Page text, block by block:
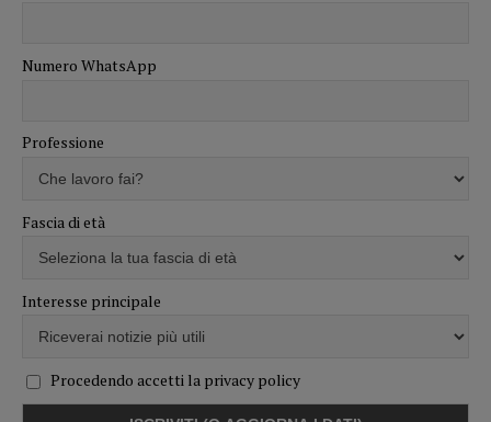
Numero WhatsApp
Professione
Fascia di età
Interesse principale
Procedendo accetti la privacy policy